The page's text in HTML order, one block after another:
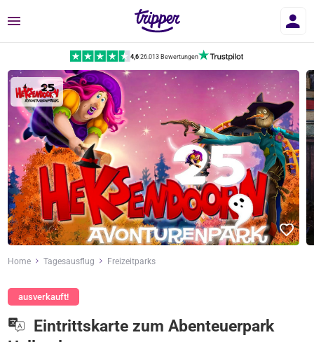
Menü
4,6|26.013 Bewertungen
Home Tagesausflug Freizeitparks
ausverkauft!
Eintrittskarte zum Abenteuerpark